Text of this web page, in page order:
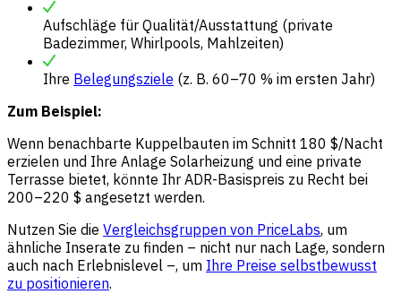
Aufschläge für Qualität/Ausstattung (private
Badezimmer, Whirlpools, Mahlzeiten)
Ihre Belegungsziele (z. B. 60–70 % im ersten Jahr)
Zum Beispiel:
Wenn benachbarte Kuppelbauten im Schnitt 180 $/Nacht
erzielen und Ihre Anlage Solarheizung und eine private
Terrasse bietet, könnte Ihr ADR-Basispreis zu Recht bei
200–220 $ angesetzt werden.
Nutzen Sie die Vergleichsgruppen von PriceLabs, um
ähnliche Inserate zu finden – nicht nur nach Lage, sondern
auch nach Erlebnislevel –, um Ihre Preise selbstbewusst
zu positionieren.